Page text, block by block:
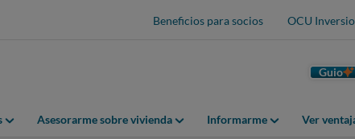
Beneficios para socios OCU
Guio
Asesorarme sobre vivienda Informarme Ver